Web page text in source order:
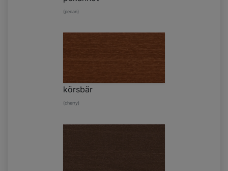
(pecan)
körsbär
(cherry)